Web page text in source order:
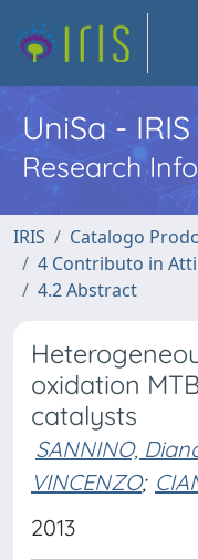
UniSa - IRIS
Research
IRIS
Catalogo
4 Contributo in
4.2 Abstract
oxidation
catalysts
SANNINO,
VINCENZO;
2013